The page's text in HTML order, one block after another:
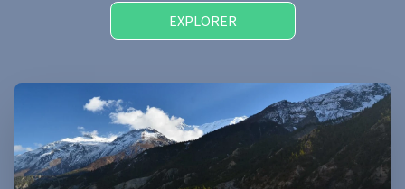
EXPLORER